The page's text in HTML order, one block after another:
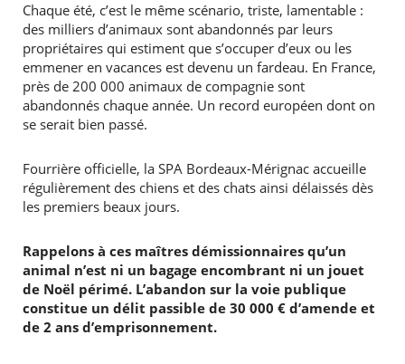
Chaque été, c’est le même scénario, triste, lamentable :
des milliers d’animaux sont abandonnés par leurs
propriétaires qui estiment que s’occuper d’eux ou les
emmener en vacances est devenu un fardeau. En France,
près de 200 000 animaux de compagnie sont
abandonnés chaque année. Un record européen dont on
se serait bien passé.
Fourrière officielle, la SPA Bordeaux-Mérignac accueille
régulièrement des chiens et des chats ainsi délaissés dès
les premiers beaux jours.
Rappelons à ces maîtres démissionnaires qu’un
animal n’est ni un bagage encombrant ni un jouet
de Noël périmé. L’abandon sur la voie publique
constitue un délit passible de 30 000 € d’amende et
de 2 ans d’emprisonnement.